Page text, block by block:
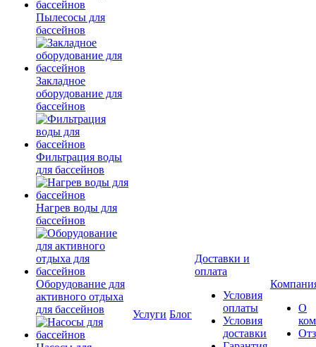
Пылесосы для
бассейнов
Закладное
оборудование для
бассейнов
Фильтрация воды
для бассейнов
Нагрев воды для
бассейнов
Оборудование для
активного отдыха
для бассейнов
Услуги Блог
Доставки и
оплата
Условия
оплаты
Условия
доставки
О